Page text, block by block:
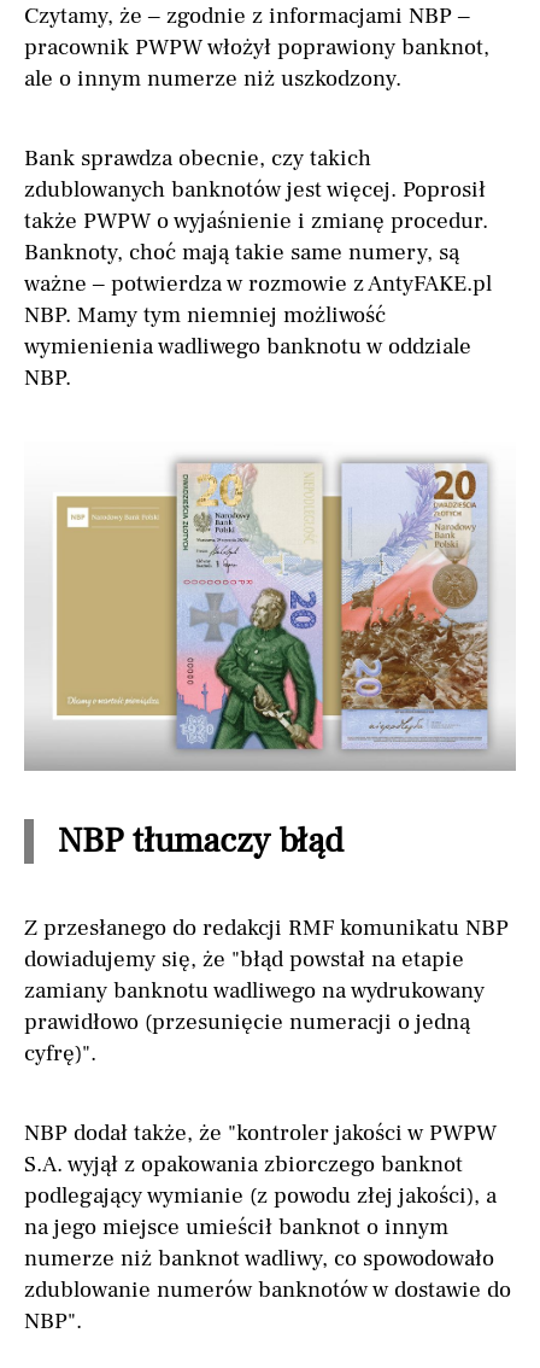
Czytamy, że – zgodnie z informacjami NBP –
pracownik PWPW włożył poprawiony banknot,
ale o innym numerze niż uszkodzony.
Bank sprawdza obecnie, czy takich
zdublowanych banknotów jest więcej. Poprosił
także PWPW o wyjaśnienie i zmianę procedur.
Banknoty, choć mają takie same numery, są
ważne – potwierdza w rozmowie z AntyFAKE.pl
NBP. Mamy tym niemniej możliwość
wymienienia wadliwego banknotu w oddziale
NBP.
NBP tłumaczy błąd
Z przesłanego do redakcji RMF komunikatu NBP
dowiadujemy się, że "błąd powstał na etapie
zamiany banknotu wadliwego na wydrukowany
prawidłowo (przesunięcie numeracji o jedną
cyfrę)".
NBP dodał także, że "kontroler jakości w PWPW
S.A. wyjął z opakowania zbiorczego banknot
podlegający wymianie (z powodu złej jakości), a
na jego miejsce umieścił banknot o innym
numerze niż banknot wadliwy, co spowodowało
zdublowanie numerów banknotów w dostawie do
NBP".